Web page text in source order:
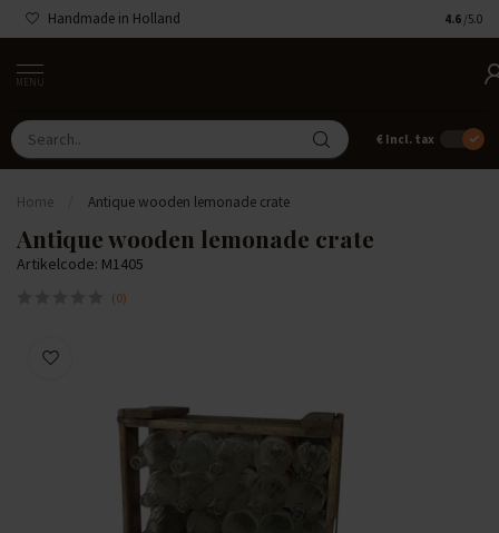
Handmade in Holland 4.6 /5.0
MENU
€ Incl. tax
Home Antique wooden lemonade crate
Antique wooden lemonade crate
Artikelcode: M1405
(0)